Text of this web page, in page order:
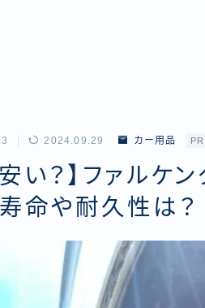
2024.09.29 カー用品 PR
安い？】ファル
命や耐久性は？